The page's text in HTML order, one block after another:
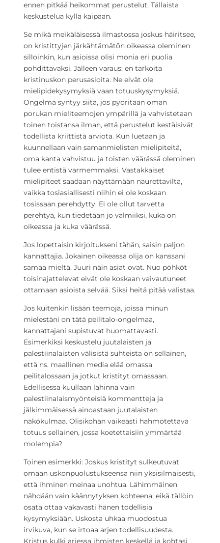
ennen pitkää heikommat perustelut. Tällaista
keskustelua kyllä kaipaan.
Se mikä meikäläisessä ilmastossa joskus häiritsee,
on kristittyjen järkähtämätön oikeassa oleminen
silloinkin, kun asioissa olisi monia eri puolia
pohdittavaksi. Jälleen varaus: en tarkoita
kristinuskon perusasioita. Ne eivät ole
mielipidekysymyksiä vaan totuuskysymyksiä.
Ongelma syntyy siitä, jos pyöritään oman
porukan mieliteemojen ympärillä ja vahvistetaan
toinen toistansa ilman, että perustelut kestäisivät
todellista kriittistä arviota. Kun luetaan ja
kuunnellaan vain samanmielisten mielipiteitä,
oma kanta vahvistuu ja toisten väärässä oleminen
tulee entistä varmemmaksi. Vastakkaiset
mielipiteet saadaan näyttämään naurettavilta,
vaikka tosiasiallisesti niihin ei ole koskaan
tosissaan perehdytty. Ei ole ollut tarvetta
perehtyä, kun tiedetään jo valmiiksi, kuka on
oikeassa ja kuka väärässä.
Jos lopettaisin kirjoitukseni tähän, saisin paljon
kannattajia. Jokainen oikeassa olija on kanssani
samaa mieltä. Juuri näin asiat ovat. Nuo pöhköt
toisinajattelevat eivät ole koskaan vaivautuneet
ottamaan asioista selvää. Siksi heitä pitää valistaa.
Jos kuitenkin lisään teemoja, joissa minun
mielestäni on tätä peilitalo-ongelmaa,
kannattajani supistuvat huomattavasti.
Esimerkiksi keskustelu juutalaisten ja
palestiinalaisten välisistä suhteista on sellainen,
että ns. maallinen media elää omassa
peilitalossaan ja jotkut kristityt omassaan.
Edellisessä kuullaan lähinnä vain
palestiinalaismyönteisiä kommentteja ja
jälkimmäisessä ainoastaan juutalaisten
näkökulmaa. Olisikohan vaikeasti hahmotettava
totuus sellainen, jossa koetettaisiin ymmärtää
molempia?
Toinen esimerkki: Joskus kristityt sulkeutuvat
omaan uskonpuolustukseensa niin yksisilmäisesti,
että ihminen meinaa unohtua. Lähimmäinen
nähdään vain käännytyksen kohteena, eikä tällöin
osata ottaa vakavasti hänen todellisia
kysymyksiään. Uskosta uhkaa muodostua
irvikuva, kun se irtoaa arjen todellisuudesta.
Kristus kulki arjessa ihmisten keskellä ja kohtasi